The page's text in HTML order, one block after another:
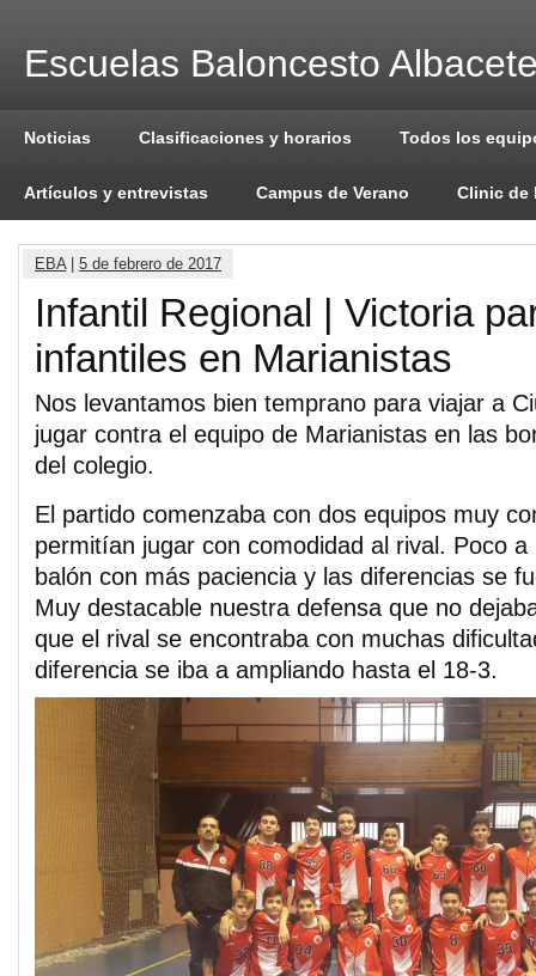
Escuelas Baloncesto
Noticias Clasificaciones y horarios Todos los
Artículos y entrevistas Campus de Verano Clinic de
EBA| 5 de febrero de 2017
Infantil Regional | Victoria
infantiles en Marianistas
Nos levantamos bien temprano para viajar a
jugar contra el equipo de Marianistas en las
del colegio.
El partido comenzaba con dos equipos muy
permitían jugar con comodidad al rival. Poco
balón con más paciencia y las diferencias se
Muy destacable nuestra defensa que no
que el rival se encontraba con muchas
diferencia se iba a ampliando hasta el 18-3.